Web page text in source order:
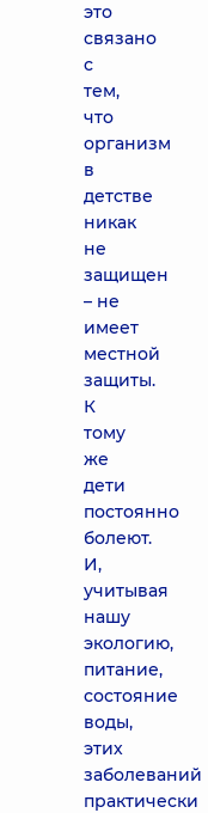
это
связано
с
тем,
что
организм
в
детстве
никак
не
защищен
– не
имеет
местной
защиты.
К
тому
же
дети
постоянно
болеют.
И,
учитывая
нашу
экологию,
питание,
состояние
воды,
этих
заболеваний
практически